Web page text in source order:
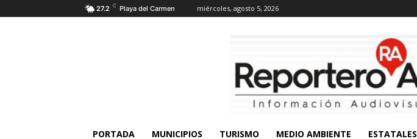
27.2 C Playa del Carmen miércoles, agosto 5, 2026
PORTADA MUNICIPIOS TURISMO MEDIO AMBIENTE ESTATALES